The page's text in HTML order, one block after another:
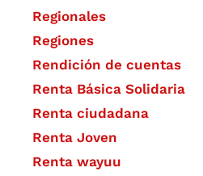
Regionales
Regiones
Rendición de cuentas
Renta Básica Solidaria
Renta ciudadana
Renta Joven
Renta wayuu